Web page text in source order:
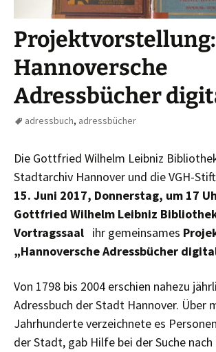
Projektvorstellung:
Hannoversche
Adressbücher
adressbuch, adressbücher
Die Gottfried Wilhelm Leibniz
Stadtarchiv Hannover und die VGH-
15. Juni 2017, Donnerstag, um 17
Gottfried Wilhelm Leibniz
Vortragssaal ihr gemeinsames
„Hannoversche Adressbücher
Von 1798 bis 2004 erschien nahezu
Adressbuch der Stadt Hannover. Über
Jahrhunderte verzeichnete es
der Stadt, gab Hilfe bei der Suche